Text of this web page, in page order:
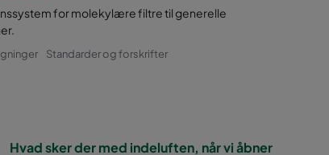
for molekylære filtre til generelle
Standarder og forskrifter
Hvad sker der med indeluften, når vi åbner